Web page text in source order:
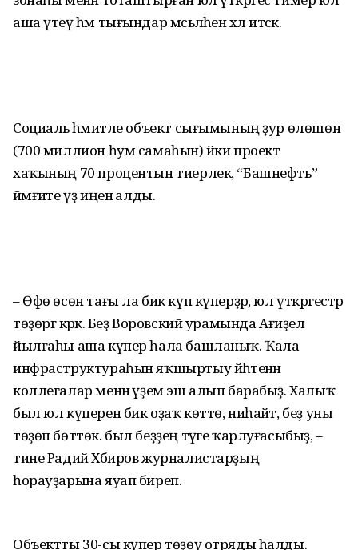
аша үтеү һәм тығындар мәсьәләһен хәл итәсәк.
Социаль әһәмиәтле объект сығымының ҙур өлөшөн
(700 миллион һум самаһын) йәки проект
хаҡының 70 процентын тиерлек, “Башнефть”
йәмғиәте үҙ иңенә алды.
– Өфө өсөн тағы ла бик күп күперҙәр, юл үткәргестәр
төҙөргә кәрәк. Беҙ Воровский урамында Ағиҙел
йылғаһы аша күпер һала башланыҡ. Ҡала
инфраструктураһын яҡшыртыу йәһәтенән
коллегалар менән әүҙем эш алып барабыҙ. Халыҡ
был юл күперен бик оҙаҡ көттө, ниһайәт, беҙ уны
төҙөп бөттөк. был беҙҙең тәүге ҡарлуғасыбыҙ, –
тине Радий Хәбиров журналистарҙың
һорауҙарына яуап биреп.
Объектты 30-сы күпер төҙөү отряды һалды.